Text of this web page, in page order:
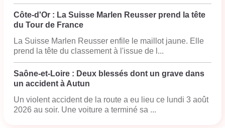
Côte-d'Or : La Suisse Marlen Reusser prend la tête
du Tour de France
La Suisse Marlen Reusser enfile le maillot jaune. Elle
prend la tête du classement à l'issue de l...
Saône-et-Loire : Deux blessés dont un grave dans
un accident à Autun
Un violent accident de la route a eu lieu ce lundi 3 août
2026 au soir. Une voiture a terminé sa ...